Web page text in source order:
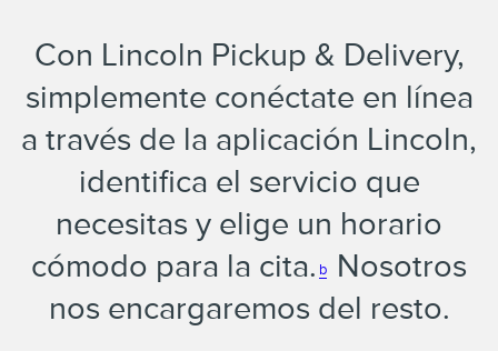
Con Lincoln Pickup & Delivery,
simplemente conéctate en línea
a través de la aplicación Lincoln,
identifica el servicio que
necesitas y elige un horario
cómodo para la cita. b
Nosotros
nos encargaremos del resto.